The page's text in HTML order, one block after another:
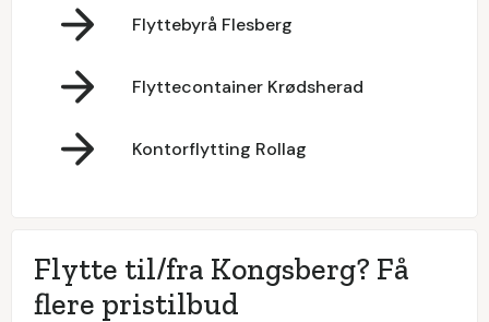
Flyttebyrå Flesberg
Flyttecontainer Krødsherad
Kontorflytting Rollag
Flytte til/fra Kongsberg? Få
flere pristilbud